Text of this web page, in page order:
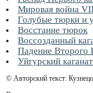
Мировая война VII
Голубые тюрки и
Восстание тюрок
Воссозданный
Падение Второго
Уйгурский каганат
© Авторский текст: